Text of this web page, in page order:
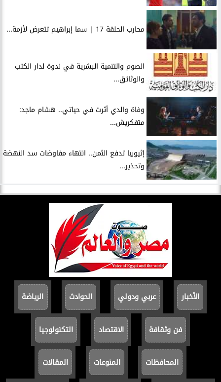
محارب الحلقة 17 | سما إبراهيم تتعرض لأزمة...
الصوم والتنمية البشرية في ندوة لدار الكتب
والوثائق...
وفاة والدي أثرت في حياتي.. هشام ماجد:
متفكريش...
إثيوبيا تدفع الثمن.. انتهاء مفاوضات سد النهضة
وتحذير...
الأخبار عربي ودولي الحوادث الرياضة
فن وثقافة الاقتصاد التكنولوجيا
المحافظات المنوعات المقالات